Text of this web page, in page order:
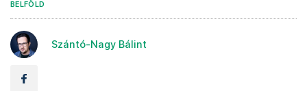
BELFÖLD
Szántó-Nagy Bálint